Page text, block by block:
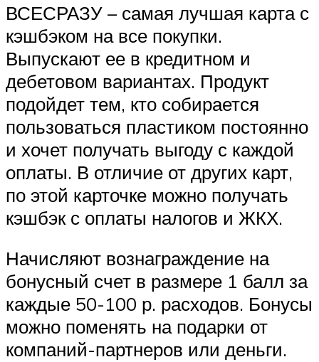
ВСЕСРАЗУ – самая лучшая карта с
кэшбэком на все покупки.
Выпускают ее в кредитном и
дебетовом вариантах. Продукт
подойдет тем, кто собирается
пользоваться пластиком постоянно
и хочет получать выгоду с каждой
оплаты. В отличие от других карт,
по этой карточке можно получать
кэшбэк с оплаты налогов и ЖКХ.
Начисляют вознаграждение на
бонусный счет в размере 1 балл за
каждые 50-100 р. расходов. Бонусы
можно поменять на подарки от
компаний-партнеров или деньги.